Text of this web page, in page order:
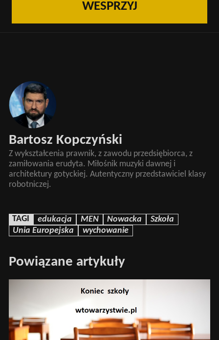
WESPRZYJ
Bartosz Kopczyński
Z wykształcenia prawnik, z zawodu przedsiębiorca, z
zamiłowania erudyta. Miłośnik muzyki dawnej i
architektury gotyckiej. Autentyczny przedstawiciel klasy
robotniczej.
TAGI edukacja MEN Nowacka
Szkoła
Unia Europejska
wychowanie
Powiązane artykuły